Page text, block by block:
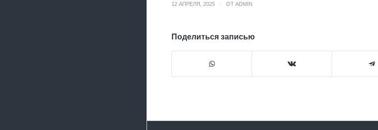
12 АПРЕЛЯ, 2025 ОТ ADMIN
Поделиться записью